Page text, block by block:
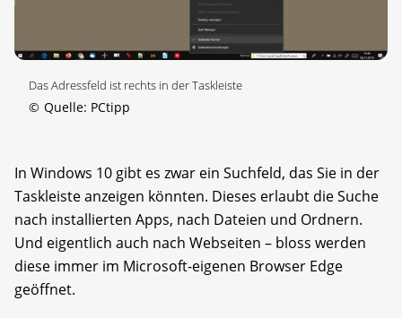
Das Adressfeld ist rechts in der Taskleiste
© Quelle: PCtipp
In Windows 10 gibt es zwar ein Suchfeld, das Sie in der
Taskleiste anzeigen könnten. Dieses erlaubt die Suche
nach installierten Apps, nach Dateien und Ordnern.
Und eigentlich auch nach Webseiten – bloss werden
diese immer im Microsoft-eigenen Browser Edge
geöffnet.